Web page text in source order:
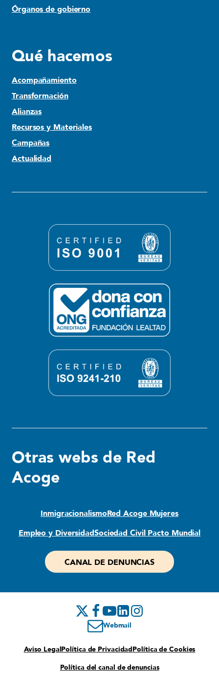
Órganos de gobierno
Qué hacemos
Acompañamiento
Transformación
Alianzas
Recursos y Materiales
Campañas
Actualidad
Otras webs de Red
Acoge
InmigracionalismoRed Acoge Mujeres
Empleo y DiversidadSociedad Civil Pacto Mundial
CANAL DE DENUNCIAS
Webmail
Aviso LegalPolítica de PrivacidadPolítica de Cookies
Política del canal de denuncias